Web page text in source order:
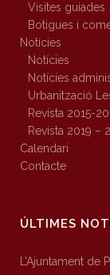
Visites guiades
Botigues i
Notícies
Notícies
Notícies
Urbanització
Revista 2015-
Revista 2019 –
Calendari
Contacte
ÚLTIMES
L’Ajuntament de